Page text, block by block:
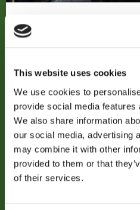
This website uses cookies
We use cookies to
provide social media
We also share information
our social media, advertising
may combine it with other
provided to them or that
of their services.
24 maart 2026
Werken met AI
De glastuinbouwsector
en speelt daar zo goed
teeltmethoden,
digitalisering zijn daar
matige intelligentie (AI)
ontwikkeling, maar roept